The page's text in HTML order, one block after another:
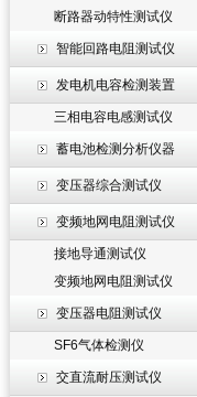
断路器动特性测试仪
智能回路电阻测试仪
发电机电容检测装置
三相电容电感测试仪
蓄电池检测分析仪器
变压器综合测试仪
变频地网电阻测试仪
接地导通测试仪
变频地网电阻测试仪
变压器电阻测试仪
SF6气体检测仪
交直流耐压测试仪